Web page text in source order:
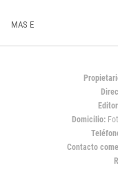
MAS E
Domicilio:
Contacto